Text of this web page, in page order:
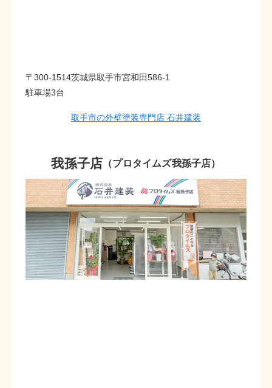
〒300-1514茨城県取手市宮和田586-1
駐車場3台
取手市の外壁塗装専門店 石井建装
我孫子店 （プロタイムズ我孫子店）